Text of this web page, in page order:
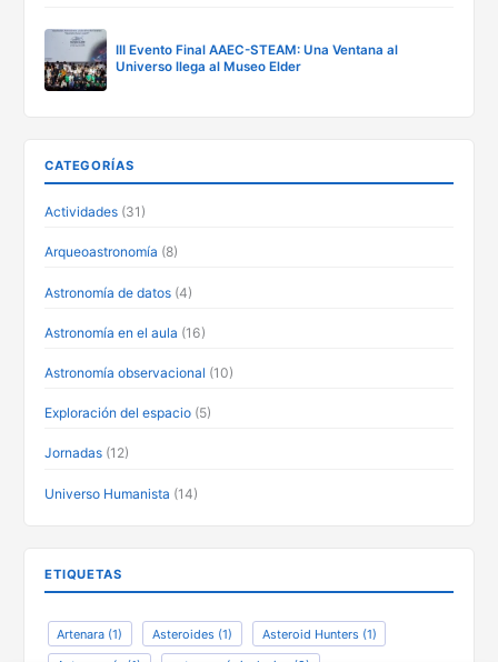
III Evento Final AAEC-STEAM: Una Ventana al
Universo llega al Museo Elder
CATEGORÍAS
Actividades(31)
Arqueoastronomía (8)
Astronomía de datos(4)
Astronomía en el aula (16)
Astronomía observacional (10)
Exploración del espacio(5)
Jornadas(12)
Universo Humanista (14)
ETIQUETAS
Artenara (1) Asteroides (1) Asteroid Hunters (1)